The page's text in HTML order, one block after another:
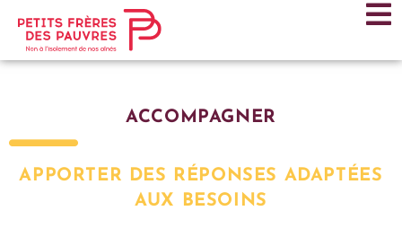
ACCOMPAGNER
APPORTER DES RÉPONSES ADAPTÉES
AUX BESOINS